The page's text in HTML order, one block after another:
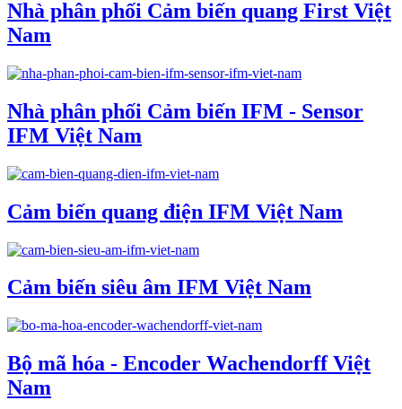
Nhà phân phối Cảm biến quang First Việt
Nam
Nhà phân phối Cảm biến IFM - Sensor
IFM Việt Nam
Cảm biến quang điện IFM Việt Nam
Cảm biến siêu âm IFM Việt Nam
Bộ mã hóa - Encoder Wachendorff Việt
Nam